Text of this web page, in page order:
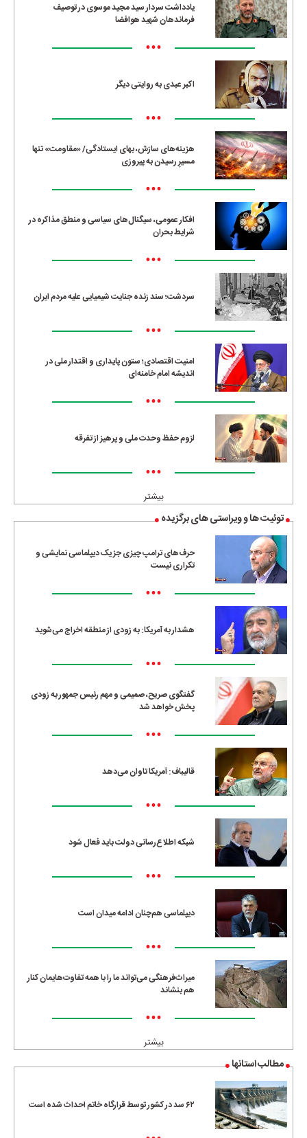
یادداشت سردار سید مجید موسوی در توصیف
فرماندهان شهید هوافضا
•••
اکبر عبدی به روایتی دیگر
•••
هزینه‌های سازش، بهای ایستادگی/ «مقاومت» تنها
مسیرِ رسیدن به پیروزی
•••
افکار عمومی، سیگنال‌های سیاسی و منطق مذاکره در
شرایط بحران
•••
سردشت؛ سند زنده جنایت شیمیایی علیه مردم ایران
•••
امنیت اقتصادی؛ ستون پایداری و اقتدار ملی در
اندیشه امام خامنه‌ای
•••
لزوم حفظ وحدت ملی و پرهیز از تفرقه
•••
بیشتر
توئیت ها و ویراستی های برگزیده
حرف‌های ترامپ چیزی جز یک دیپلماسی نمایشی و
تکراری نیست
•••
هشدار به آمریکا: به زودی از منطقه اخراج می‌شوید
•••
گفتگوی صریح، صمیمی و مهم رئیس جمهور به زودی
پخش خواهد شد
•••
قالیباف: آمریکا تاوان می‌دهد
•••
شبکه اطلاع‌رسانی دولت باید فعال شود
•••
دیپلماسی هم‌چنان ادامه میدان است
•••
میراث‌فرهنگی می‌تواند ما را با همه تفاوت‌هایمان کنار
هم بنشاند
•••
بیشتر
مطالب استانها
۶۲ سد در کشور توسط قرارگاه خاتم احداث شده است